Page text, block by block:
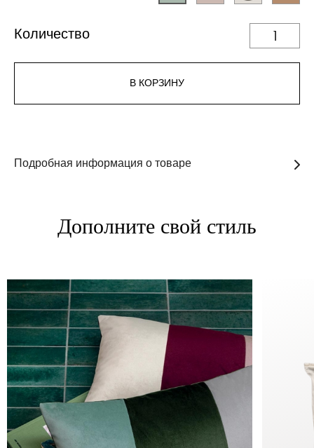
Количество
В КОРЗИНУ
Подробная информация о товаре
Дополните свой стиль